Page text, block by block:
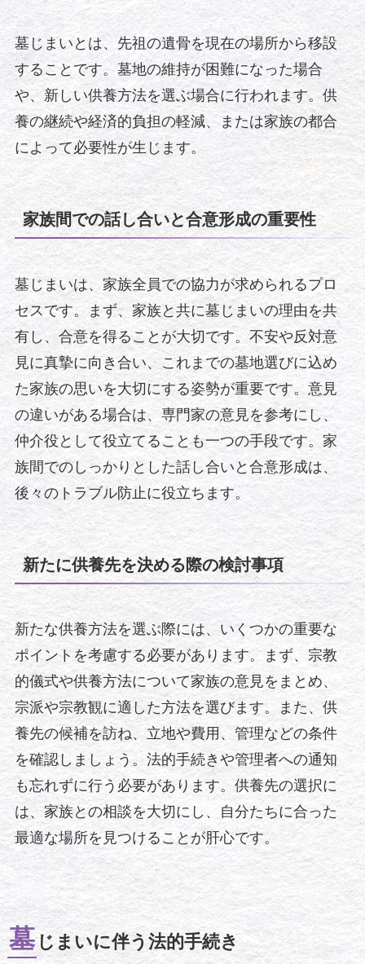
墓じまいとは、先祖の遺骨を現在の場所から移設
することです。墓地の維持が困難になった場合
や、新しい供養方法を選ぶ場合に行われます。供
養の継続や経済的負担の軽減、または家族の都合
によって必要性が生じます。
家族間での話し合いと合意形成の重要性
墓じまいは、家族全員での協力が求められるプロ
セスです。まず、家族と共に墓じまいの理由を共
有し、合意を得ることが大切です。不安や反対意
見に真摯に向き合い、これまでの墓地選びに込め
た家族の思いを大切にする姿勢が重要です。意見
の違いがある場合は、専門家の意見を参考にし、
仲介役として役立てることも一つの手段です。家
族間でのしっかりとした話し合いと合意形成は、
後々のトラブル防止に役立ちます。
新たに供養先を決める際の検討事項
新たな供養方法を選ぶ際には、いくつかの重要な
ポイントを考慮する必要があります。まず、宗教
的儀式や供養方法について家族の意見をまとめ、
宗派や宗教観に適した方法を選びます。また、供
養先の候補を訪ね、立地や費用、管理などの条件
を確認しましょう。法的手続きや管理者への通知
も忘れずに行う必要があります。供養先の選択に
は、家族との相談を大切にし、自分たちに合った
最適な場所を見つけることが肝心です。
墓じまいに伴う法的手続き